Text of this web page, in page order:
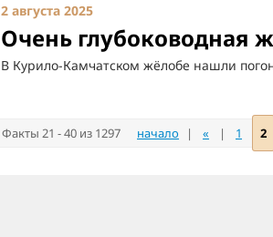
2 августа 2025
Очень глубоководная
В Курило-Камчатском жёлобе нашли
Факты 21 - 40 из 1297 начало | « | 1 2